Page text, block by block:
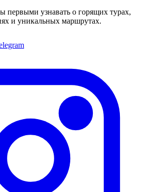
первыми узнавать о горящих турах,
и уникальных маршрутах.